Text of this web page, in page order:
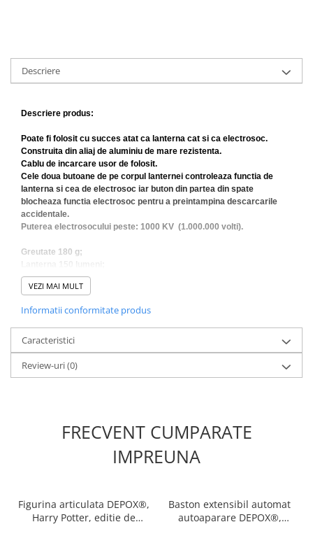
Descriere
Descriere produs:
Poate fi folosit cu succes atat ca lanterna cat si ca electrosoc.
Construita din aliaj de aluminiu de mare rezistenta.
Cablu de incarcare usor de folosit.
Cele doua butoane de pe corpul lanternei controleaza functia de
lanterna si cea de electrosoc iar buton din partea din spate
blocheaza functia electrosoc pentru a preintampina descarcarile
accidentale.
Puterea electrosocului peste: 1000 KV (1.000.000 volti).
Greutate 180 g;
Lungime 16.5cm;
Grosime maxima 3.5 cm;
VEZI MAI MULT
Informatii conformitate produs
Caracteristici
Review-uri(0)
FRECVENT CUMPARATE
IMPREUNA
Figurina articulata DEPOX®,
Harry Potter, editie de
Baston extensibil automat
autoaparare DEPOX®,